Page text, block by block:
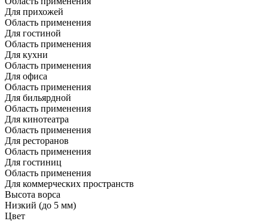
Для прихожей
Область применения
Для гостиной
Область применения
Для кухни
Область применения
Для офиса
Область применения
Для бильярдной
Область применения
Для кинотеатра
Область применения
Для ресторанов
Область применения
Для гостиниц
Область применения
Для коммерческих пространств
Высота ворса
Низкий (до 5 мм)
Цвет